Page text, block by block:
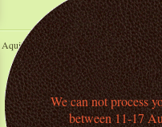
Aquila: 107/108.(2000/2001). Magyar
We can not process
between 11-17